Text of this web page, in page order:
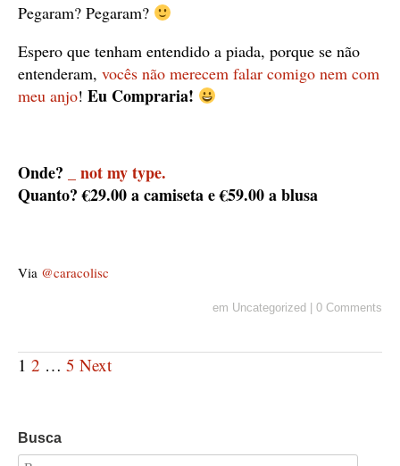
Pegaram? Pegaram?
Espero que tenham entendido a piada, porque se não
entenderam, vocês não merecem falar comigo nem com
meu anjo! Eu Compraria!
Onde?
_ not my type.
Quanto? €29.00 a camiseta e €59.00 a blusa
Via @caracolisc
em Uncategorized 0 Comments
1 2 … 5 Next
Busca